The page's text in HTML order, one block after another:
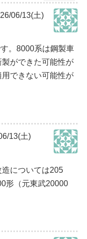
06/13(土)
。8000系は鋼製車
ができた可能性が
できない可能性が
13(土)
については205
形（元東武20000